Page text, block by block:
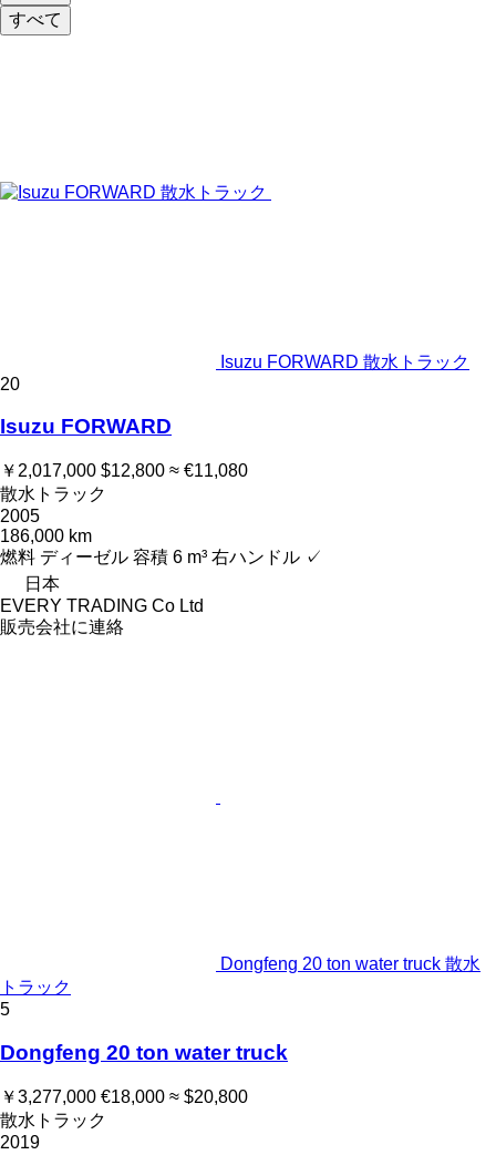
すべて
Isuzu FORWARD 散水トラック
20
Isuzu FORWARD
￥2,017,000 $12,800 ≈ €11,080
散水トラック
2005
186,000 km
燃料 ディーゼル 容積 6 m³ 右ハンドル ✓
日本
EVERY TRADING Co Ltd
販売会社に連絡
Dongfeng 20 ton water truck 散水
トラック
5
Dongfeng 20 ton water truck
￥3,277,000 €18,000 ≈ $20,800
散水トラック
2019